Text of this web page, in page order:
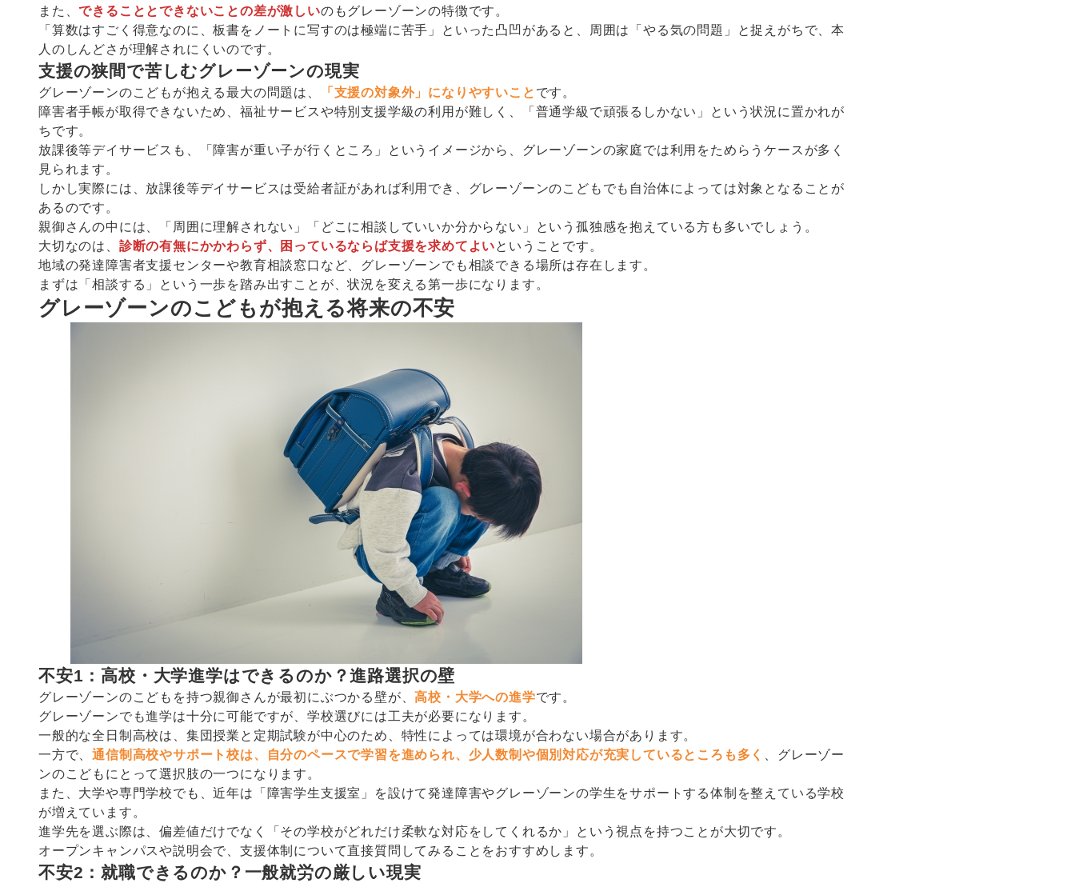
また、できることとできないことの差が激しいのもグレーゾーンの特徴です。
「算数はすごく得意なのに、板書をノートに写すのは極端に苦手」といった凸凹があると、周囲は「やる気の問題」と捉えがちで、本
人のしんどさが理解されにくいのです。
支援の狭間で苦しむグレーゾーンの現実
グレーゾーンのこどもが抱える最大の問題は、 「支援の対象外」になりやすいこと です。
障害者手帳が取得できないため、福祉サービスや特別支援学級の利用が難しく、「普通学級で頑張るしかない」という状況に置かれが
ちです。
放課後等デイサービスも、「障害が重い子が行くところ」というイメージから、グレーゾーンの家庭では利用をためらうケースが多く
見られます。
しかし実際には、放課後等デイサービスは受給者証があれば利用でき、グレーゾーンのこどもでも自治体によっては対象となることが
あるのです。
親御さんの中には、「周囲に理解されない」「どこに相談していいか分からない」という孤独感を抱えている方も多いでしょう。
大切なのは、 診断の有無にかかわらず、困っているならば支援を求めてよいということです。
地域の発達障害者支援センターや教育相談窓口など、グレーゾーンでも相談できる場所は存在します。
まずは「相談する」という一歩を踏み出すことが、状況を変える第一歩になります。
グレーゾーンのこどもが抱える将来の不安
不安1：高校・大学進学はできるのか？進路選択の壁
グレーゾーンのこどもを持つ親御さんが最初にぶつかる壁が、高校・大学への進学です。
グレーゾーンでも進学は十分に可能ですが、学校選びには工夫が必要になります。
一般的な全日制高校は、集団授業と定期試験が中心のため、特性によっては環境が合わない場合があります。
一方で、通信制高校やサポート校は、自分のペースで学習を進められ、少人数制や個別対応が充実しているところも多く
、グレーゾー
ンのこどもにとって選択肢の一つになります。
また、大学や専門学校でも、近年は「障害学生支援室」を設けて発達障害やグレーゾーンの学生をサポートする体制を整えている学校
が増えています。
進学先を選ぶ際は、偏差値だけでなく「その学校がどれだけ柔軟な対応をしてくれるか」という視点を持つことが大切です。
オープンキャンパスや説明会で、支援体制について直接質問してみることをおすすめします。
不安2：就職できるのか？一般就労の厳しい現実